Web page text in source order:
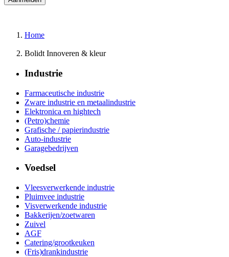
Home
Bolidt Innoveren & kleur
Industrie
Farmaceutische industrie
Zware industrie en metaalindustrie
Elektronica en hightech
(Petro)chemie
Grafische / papierindustrie
Auto-industrie
Garagebedrijven
Voedsel
Vleesverwerkende industrie
Pluimvee industrie
Visverwerkende industrie
Bakkerijen/zoetwaren
Zuivel
AGF
Catering/grootkeuken
(Fris)drankindustrie